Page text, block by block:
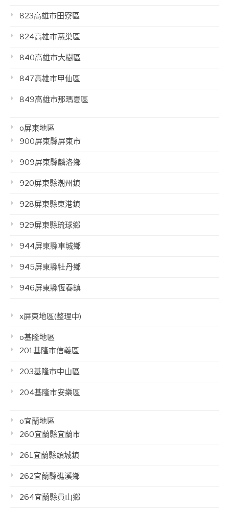
823高雄市田寮區
824高雄市燕巢區
840高雄市大樹區
847高雄市甲仙區
849高雄市那瑪夏區
o屏東地區
900屏東縣屏東市
909屏東縣麟洛鄉
920屏東縣潮州鎮
928屏東縣東港鎮
929屏東縣琉球鄉
944屏東縣車城鄉
945屏東縣牡丹鄉
946屏東縣恆春鎮
x屏東地區(整理中)
o基隆地區
201基隆市信義區
203基隆市中山區
204基隆市安樂區
o宜蘭地區
260宜蘭縣宜蘭市
261宜蘭縣頭城鎮
262宜蘭縣礁溪鄉
264宜蘭縣員山鄉